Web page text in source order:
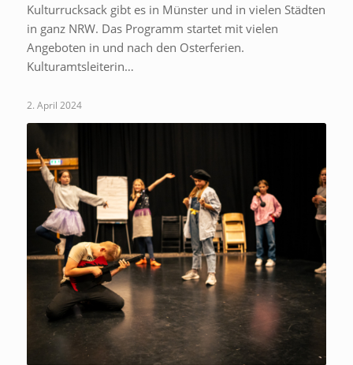
Kulturrucksack gibt es in Münster und in vielen Städten
in ganz NRW. Das Programm startet mit vielen
Angeboten in und nach den Osterferien.
Kulturamtsleiterin…
2. April 2024